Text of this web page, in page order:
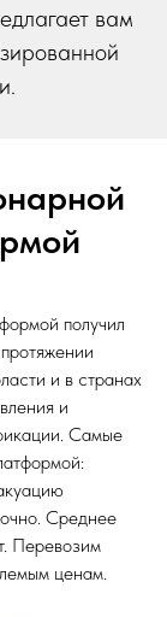
вам
получил
и в странах
и
Самые
Среднее
Перевозим
ценам.